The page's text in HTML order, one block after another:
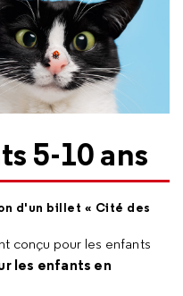
5-10 ans
d'un billet « Cité des
conçu pour les enfants
les enfants en